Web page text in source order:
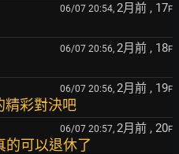
06/07 20:54, 2月前 , 17F
06/07 20:56, 2月前 , 18F
06/07 20:56, 2月前 , 19F
精彩對決吧
06/07 20:57, 2月前 , 20F
的可以退休了